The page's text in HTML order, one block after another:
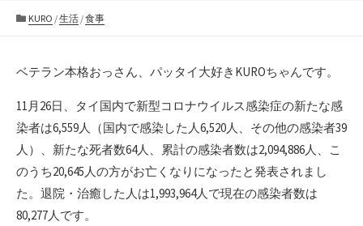
カ
ー
KURO /生活 /食事
ベテラン本格おっさん、パッタイ大好きKUROちゃんです。
11月26日、タイ国内で新型コロナウイルス感染症の新たな感
染者は6,559人（国内で感染した人6,520人、その他の感染者39
人）、新たな死者数64人、累計の感染者数は2,094,886人、こ
のうち20,645人の方がお亡くなりになったと発表されまし
た。退院・治癒した人は1,993,964人で現在の感染者数は
80,277人です。